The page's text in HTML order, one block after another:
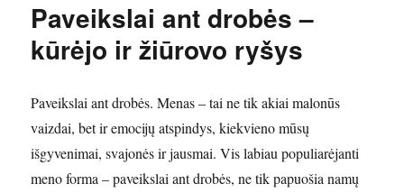
Paveikslai ant drobės –
kūrėjo ir žiūrovo ryšys
Paveikslai ant drobės. Menas – tai ne tik akiai malonūs
vaizdai, bet ir emocijų atspindys, kiekvieno mūsų
išgyvenimai, svajonės ir jausmai. Vis labiau populiarėjanti
meno forma – paveikslai ant drobės, ne tik papuošia namų